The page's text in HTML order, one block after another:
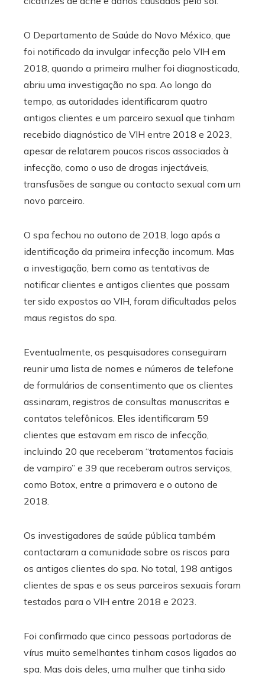
O Departamento de Saúde do Novo México, que
foi notificado da invulgar infecção pelo VIH em
2018, quando a primeira mulher foi diagnosticada,
abriu uma investigação no spa. Ao longo do
tempo, as autoridades identificaram quatro
antigos clientes e um parceiro sexual que tinham
recebido diagnóstico de VIH entre 2018 e 2023,
apesar de relatarem poucos riscos associados à
infecção, como o uso de drogas injectáveis,
transfusões de sangue ou contacto sexual com um
novo parceiro.
O spa fechou no outono de 2018, logo após a
identificação da primeira infecção incomum. Mas
a investigação, bem como as tentativas de
notificar clientes e antigos clientes que possam
ter sido expostos ao VIH, foram dificultadas pelos
maus registos do spa.
Eventualmente, os pesquisadores conseguiram
reunir uma lista de nomes e números de telefone
de formulários de consentimento que os clientes
assinaram, registros de consultas manuscritas e
contatos telefônicos. Eles identificaram 59
clientes que estavam em risco de infecção,
incluindo 20 que receberam “tratamentos faciais
de vampiro” e 39 que receberam outros serviços,
como Botox, entre a primavera e o outono de
2018.
Os investigadores de saúde pública também
contactaram a comunidade sobre os riscos para
os antigos clientes do spa. No total, 198 antigos
clientes de spas e os seus parceiros sexuais foram
testados para o VIH entre 2018 e 2023.
Foi confirmado que cinco pessoas portadoras de
vírus muito semelhantes tinham casos ligados ao
spa. Mas dois deles, uma mulher que tinha sido